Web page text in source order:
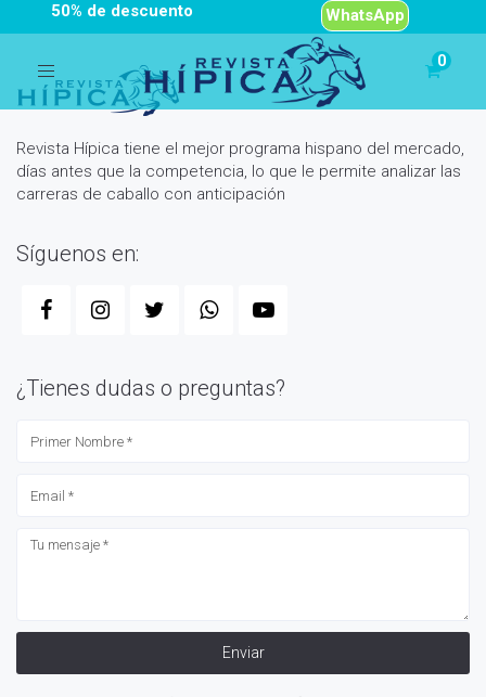
50% de descuento WhatsApp
Toggle
navigation
Revista Hípica tiene el mejor programa hispano del mercado,
días antes que la competencia, lo que le permite analizar las
carreras de caballo con anticipación
Síguenos en:
¿Tienes dudas o preguntas?
Enviar